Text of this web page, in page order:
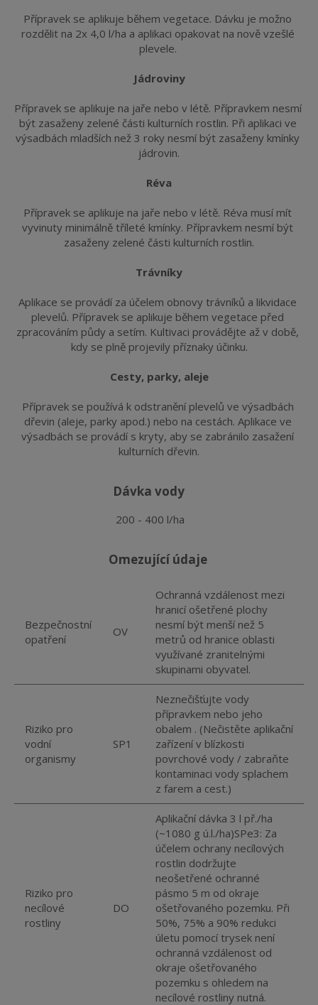
Přípravek se aplikuje během vegetace. Dávku je možno
rozdělit na 2x 4,0 l/ha a aplikaci opakovat na nově vzešlé
plevele.
Jádroviny
Přípravek se aplikuje na jaře nebo v létě. Přípravkem nesmí
být zasaženy zelené části kulturních rostlin. Při aplikaci ve
výsadbách mladších než 3 roky nesmí být zasaženy kmínky
jádrovin.
Réva
Přípravek se aplikuje na jaře nebo v létě. Réva musí mít
vyvinuty minimálně tříleté kmínky. Přípravkem nesmí být
zasaženy zelené části kulturních rostlin.
Trávníky
Aplikace se provádí za účelem obnovy trávníků a likvidace
plevelů. Přípravek se aplikuje během vegetace před
zpracováním půdy a setím. Kultivaci provádějte až v době,
kdy se plně projevily příznaky účinku.
Cesty, parky, aleje
Přípravek se používá k odstranění plevelů ve výsadbách
dřevin (aleje, parky apod.) nebo na cestách. Aplikace ve
výsadbách se provádí s kryty, aby se zabránilo zasažení
kulturních dřevin.
dávka vody
200 - 400 l/ha
omezující údaje
Bezpečnostní
opatření
OV
Ochranná vzdálenost mezi
hranicí ošetřené plochy
nesmí být menší než 5
metrů od hranice oblasti
využívané zranitelnými
skupinami obyvatel.
Riziko pro
vodní
organismy
SP1
Neznečišťujte vody
přípravkem nebo jeho
obalem . (Nečistěte aplikační
zařízení v blízkosti
povrchové vody / zabraňte
kontaminaci vody splachem
z farem a cest.)
Riziko pro
necílové
rostliny
DO
Aplikační dávka 3 l př./ha
(~1080 g ú.l./ha)SPe3: Za
účelem ochrany necílových
rostlin dodržujte
neošetřené ochranné
pásmo 5 m od okraje
ošetřovaného pozemku. Při
50%, 75% a 90% redukci
úletu pomocí trysek není
ochranná vzdálenost od
okraje ošetřovaného
pozemku s ohledem na
necílové rostliny nutná.